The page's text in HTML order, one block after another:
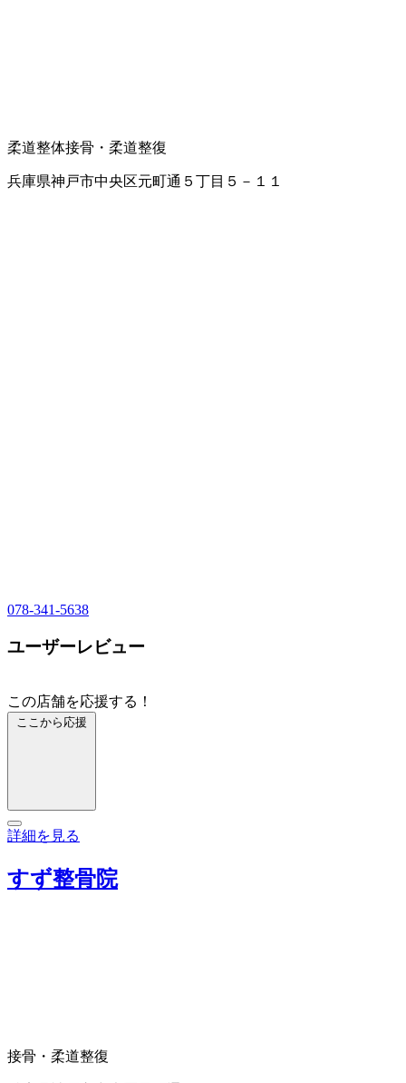
柔道整体接骨・柔道整復
兵庫県神戸市中央区元町通５丁目５－１１
078-341-5638
ユーザーレビュー
この店舗を応援する！
ここから応援
詳細を見る
すず整骨院
接骨・柔道整復